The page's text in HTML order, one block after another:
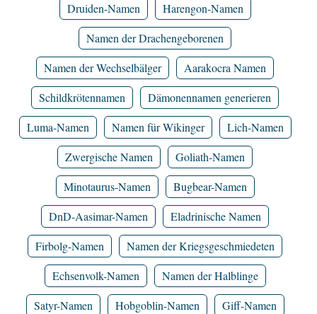
Druiden-Namen
Harengon-Namen
Namen der Drachengeborenen
Namen der Wechselbälger
Aarakocra Namen
Schildkrötennamen
Dämonennamen generieren
Luma-Namen
Namen für Wikinger
Lich-Namen
Zwergische Namen
Goliath-Namen
Minotaurus-Namen
Bugbear-Namen
DnD-Aasimar-Namen
Eladrinische Namen
Firbolg-Namen
Namen der Kriegsgeschmiedeten
Echsenvolk-Namen
Namen der Halblinge
Satyr-Namen
Hobgoblin-Namen
Giff-Namen